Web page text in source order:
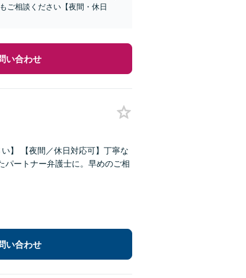
ご相談ください【夜間・休日
い合わせ
】 【夜間／休日対応可】丁寧な
パートナー弁護士に。早めのご相
い合わせ